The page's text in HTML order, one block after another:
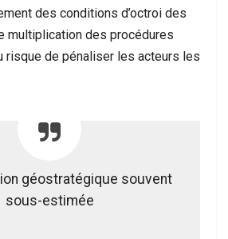
des conditions d’octroi des
multiplication des procédures
risque de pénaliser les acteurs les
géostratégique souvent
sous-estimée